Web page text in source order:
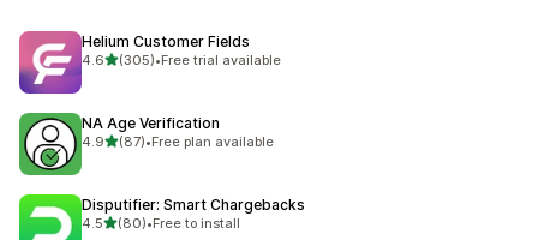
Helium Customer Fields
4.6滿分 5 顆星
(305)
共有 305 則評價
•Free trial available
NA Age Verification
4.9滿分 5 顆星
(87)
共有 87 則評價
•Free plan available
Disputifier: Smart Chargebacks
4.5滿分 5 顆星
(80)
共有 80 則評價
•Free to install